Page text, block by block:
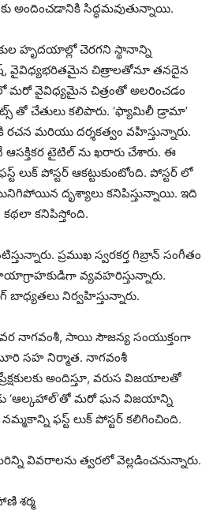
అందించడానికి సిద్ధమవుతున్నాయి.
హృదయాల్లో చెరగని స్థానాన్ని
వైవిధ్యభరితమైన చిత్రాలతోనూ తనదైన
మరో వైవిధ్యమైన చిత్రంతో అలరించడం
తో చేతులు కలిపారు. ‘ఫ్యామిలీ డ్రామా’
మరియు దర్శకత్వం వహిస్తున్నారు.
టైటిల్ ను ఖరారు చేశారు. ఈ
లుక్ పోస్టర్ ఆకట్టుకుంటోంది. పోస్టర్ లో
దృశ్యాలు కనిపిస్తున్నాయి. ఇది
కనిపిస్తోంది.
ప్రముఖ స్వరకర్త గిబ్రాన్ సంగీతం
వ్యవహరిస్తున్నారు.
నిర్వహిస్తున్నారు.
నాగవంశీ, సాయి సౌజన్య సంయుక్తంగా
సహ నిర్మాత. నాగవంశీ
అందిస్తూ, వరుస విజయాలతో
‘ఆల్కహాల్’తో మరో ఘన విజయాన్ని
ఫస్ట్ లుక్ పోస్టర్ కలిగించింది.
వివరాలను త్వరలో వెల్లడించనున్నారు.
శర్మ